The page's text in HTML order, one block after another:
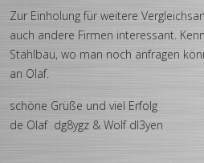
Zur Einholung für weitere
auch andere Firmen interessant.
Stahlbau, wo man noch anfragen
an Olaf.
schöne Grüße und viel Erfolg
de Olaf dg8ygz & Wolf dl3yen